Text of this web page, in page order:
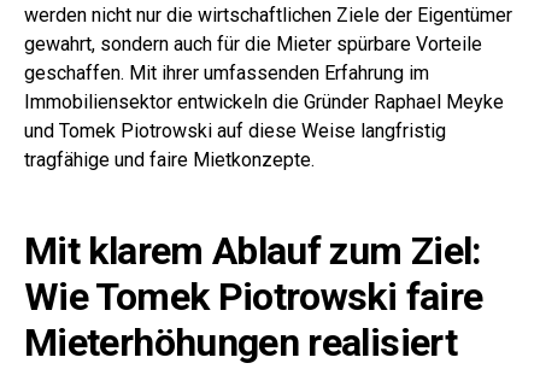
werden nicht nur die wirtschaftlichen Ziele der Eigentümer
gewahrt, sondern auch für die Mieter spürbare Vorteile
geschaffen. Mit ihrer umfassenden Erfahrung im
Immobiliensektor entwickeln die Gründer Raphael Meyke
und Tomek Piotrowski auf diese Weise langfristig
tragfähige und faire Mietkonzepte.
Mit klarem Ablauf zum Ziel:
Wie Tomek Piotrowski faire
Mieterhöhungen realisiert